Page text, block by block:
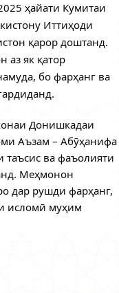
ҳайати Кумитаи
Иттиҳоди
қарор доштанд.
аз як қатор
бо фарҳанг ва
Донишкадаи
Аъзам – Абӯҳанифа
таъсис ва фаъолияти
Меҳмонон
дар рушди фарҳанг,
исломӣ муҳим